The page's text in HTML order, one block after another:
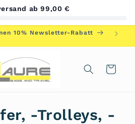
10% Newsletter-Rabatt
Warenkorb
-Trolleys, -
ab 99,00 €